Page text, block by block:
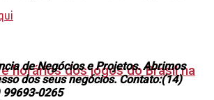
horários dos jogos do Brasil na
de Negócios e Projetos. Abrimos
dos seus negócios. Contato:(14)
0265